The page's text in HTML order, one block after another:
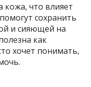
кожа, что влияет
сохранить
и сияющей на
как
хочет понимать,